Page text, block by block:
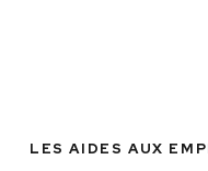
LES AIDES AUX